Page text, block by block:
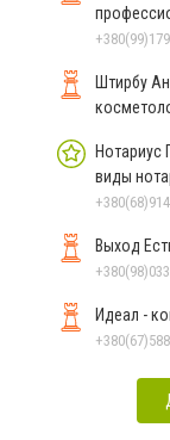
Штирбу
Нотариус
виды
Выход
Идеал -